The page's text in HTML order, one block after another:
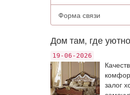
Форма связи
Дом там, где
19-06-2026
залог